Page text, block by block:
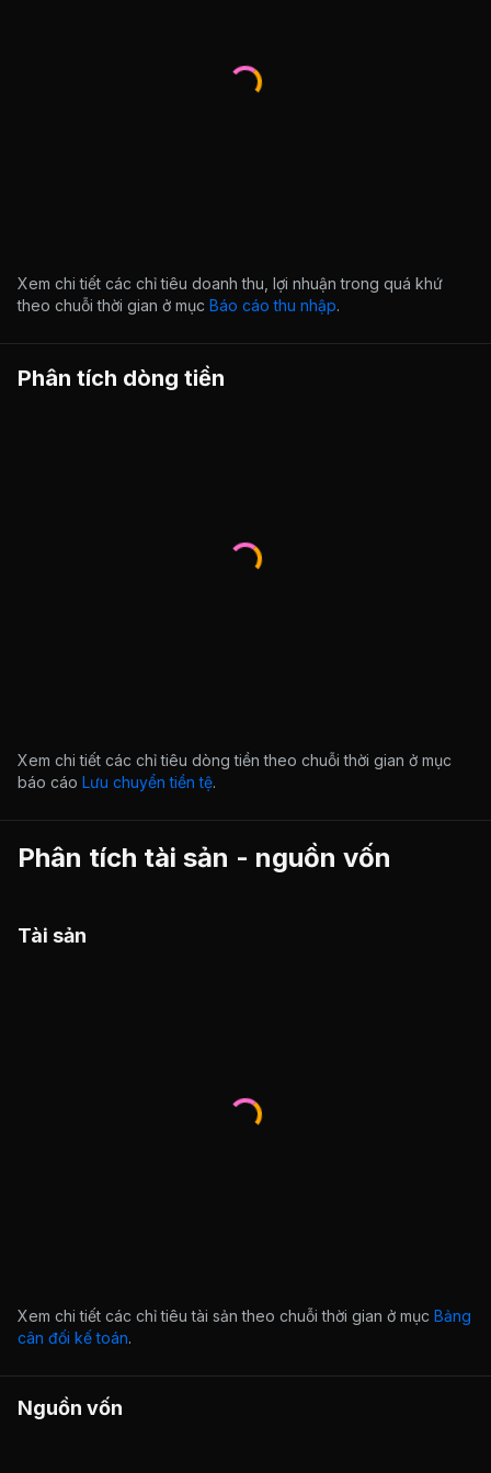
Xem chi tiết các chỉ tiêu doanh thu, lợi nhuận trong quá khứ
theo chuỗi thời gian ở mục Báo cáo thu nhập.
Phân tích dòng tiền
Xem chi tiết các chỉ tiêu dòng tiền theo chuỗi thời gian ở mục
báo cáo Lưu chuyển tiền tệ.
Phân tích tài sản - nguồn vốn
Tài sản
Xem chi tiết các chỉ tiêu tài sản theo chuỗi thời gian ở mục Bảng
cân đối kế toán.
Nguồn vốn